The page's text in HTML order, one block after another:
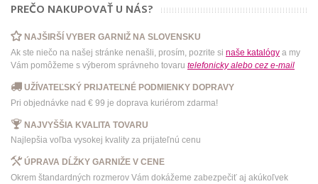
PREČO NAKUPOVAŤ U NÁS?
NAJŠIRŠÍ VYBER GARNIŽ NA SLOVENSKU
Ak ste niečo na našej stránke nenašli, prosím, pozrite si naše katalógy a my
Vám pomôžeme s výberom správneho tovaru telefonicky alebo cez e-mail
UŽÍVATEĽSKÝ PRIJATEĽNÉ PODMIENKY DOPRAVY
Pri objednávke nad € 99 je doprava kuriérom zdarma!
NAJVYŠŠIA KVALITA TOVARU
Najlepšia voľba vysokej kvality za prijateľnú cenu
ÚPRAVA DĹŽKY GARNIŽE V CENE
Okrem štandardných rozmerov Vám dokážeme zabezpečiť aj akúkoľvek